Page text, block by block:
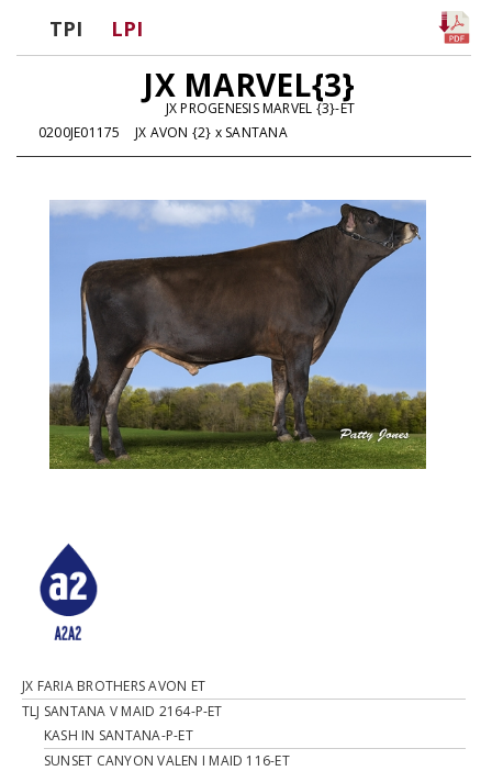
TPI LPI
JX MARVEL{3}
JX PROGENESIS MARVEL {3}-ET
0200JE01175
JX AVON {2} x SANTANA
JX FARIA BROTHERS AVON ET
TLJ SANTANA V MAID 2164-P-ET
KASH IN SANTANA-P-ET
SUNSET CANYON VALEN I MAID 116-ET